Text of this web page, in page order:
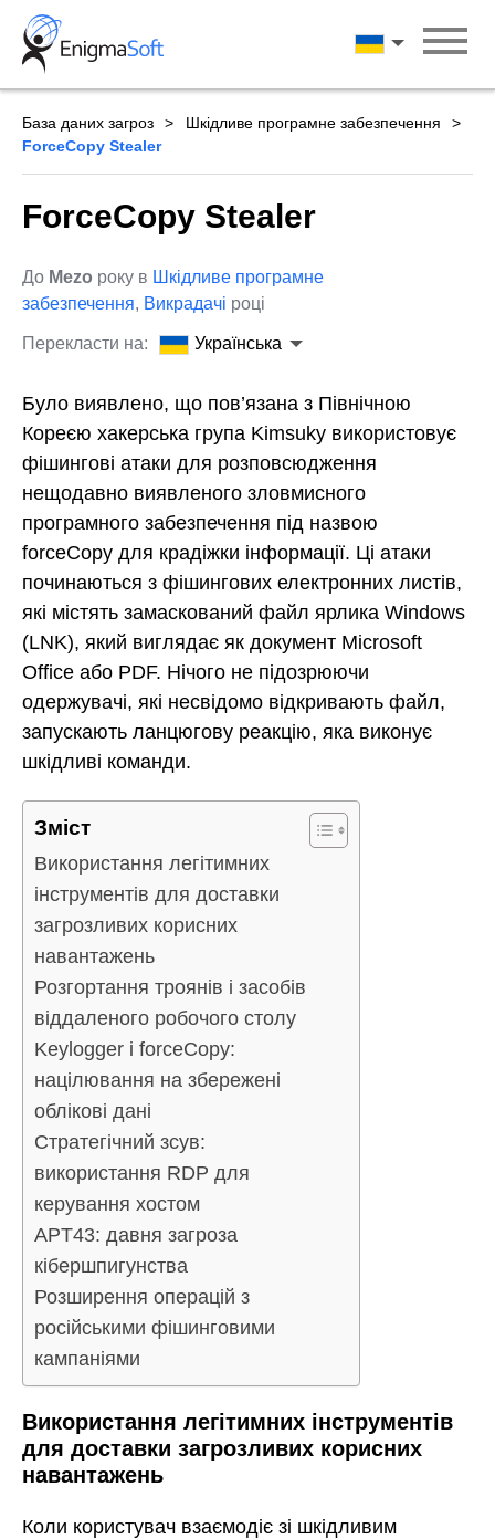
Skip
content
Українська
База даних загроз
Шкідливе програмне забезпечення
ForceCopy Stealer
ForceCopy Stealer
До Mezo року в Шкідливе програмне
забезпечення, Викрадачі році
Перекласти на: Українська
Було виявлено, що пов’язана з Північною
Кореєю хакерська група Kimsuky використовує
фішингові атаки для розповсюдження
нещодавно виявленого зловмисного
програмного забезпечення під назвою
forceCopy для крадіжки інформації. Ці атаки
починаються з фішингових електронних листів,
які містять замаскований файл ярлика Windows
(LNK), який виглядає як документ Microsoft
Office або PDF. Нічого не підозрюючи
одержувачі, які несвідомо відкривають файл,
запускають ланцюгову реакцію, яка виконує
шкідливі команди.
Зміст
Використання легітимних
інструментів для доставки
загрозливих корисних
навантажень
Розгортання троянів і засобів
віддаленого робочого столу
Keylogger і forceCopy:
націлювання на збережені
облікові дані
Стратегічний зсув:
використання RDP для
керування хостом
APT43: давня загроза
кібершпигунства
Розширення операцій з
російськими фішинговими
кампаніями
Використання легітимних інструментів
для доставки загрозливих корисних
навантажень
Коли користувач взаємодіє зі шкідливим